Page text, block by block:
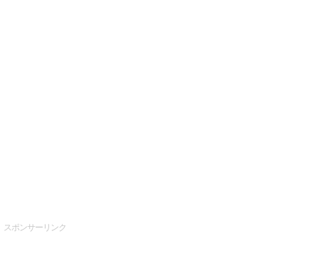
スポンサーリンク